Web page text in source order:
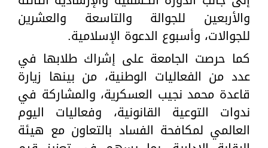
والأربعين للجوالة والتاسعة والعشرين
للجوالات، وأسبوع الدعوة الإسلامية.
كما حرصت الجامعة على إشراك طلابها في
عدد من الفعاليات الوطنية، من بينها زيارة
قاعدة محمد نجيب العسكرية، والمشاركة في
ندوات التوعية القانونية، وفعاليات اليوم
العالمي لمكافحة الفساد بالتعاون مع هيئة